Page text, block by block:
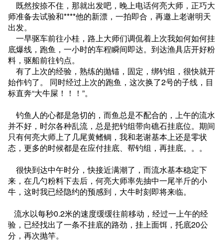
既然按捺不住，那就出发吧，晚上电话何亮大师，正巧大
师准备去试验和****他的新漂，一拍即合，再邀上老谢明天
出发。
一早驱车前往小桂，路上大师们调侃着上次我如何如何挂
底爆线，跑鱼，一小时的车程瞬间即达。到达渔具店开好粉
料，驱船前往钓点。
有了上次的经验，熟练的抛锚，固定，绑钓组，很快就开
始作钓了。 同时经过上次的跑鱼，这次换了2号的子线，目
标直奔“大牛屎！！！”。
钓鱼人的心都是急切的，而鱼总是不配合的，上午的流水
并不好，时尔各种乱流，总是把钓组带向礁石挂底位。期间
只有何亮大师上了几尾黄鳍鲷，我和老谢基本上还是零状
态，更多的时候都是在应付挂底、帮钓组，再挂底。。。
很快到达中午时分，快接近满潮了，而流水基本稳定下
来，在几勺粉料下去后，何亮大师率先抽中一尾半斤的小
牛，这时我已经隐约的预感到，大牛时刻即将来临。
流水以每秒0.2米的速度缓缓往前移动，经过一上午的经
验，已经找出了一条不挂底的路劲，挂上面饵，托底20公
分，再次抛竿。